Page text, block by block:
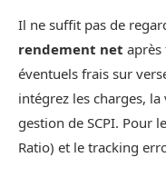
Il ne suffit pas de
rendement net après
éventuels frais sur
intégrez les charges,
gestion de SCPI. Pour
Ratio) et le tracking